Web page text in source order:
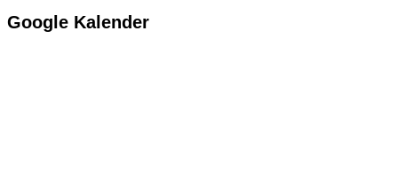
h
Google Kalender